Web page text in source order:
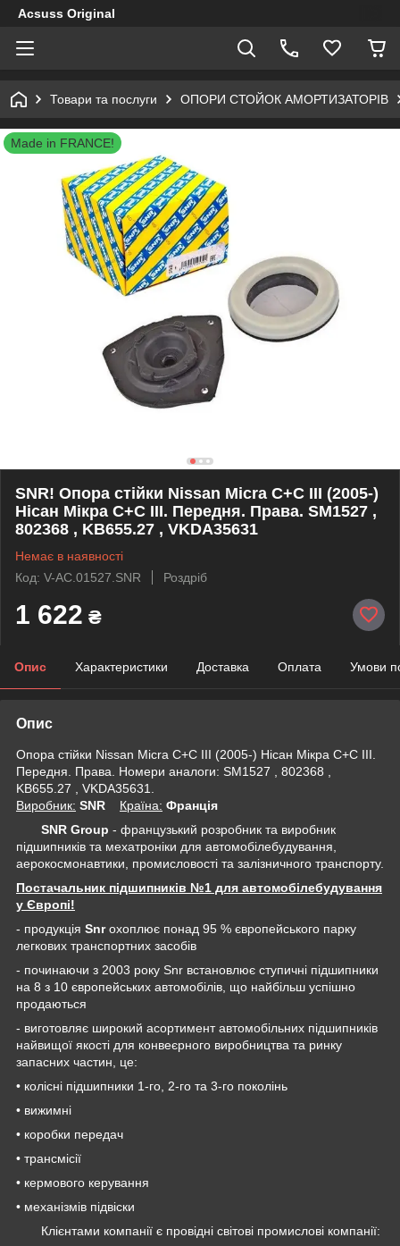
Acsuss Original
Товари та послуги ОПОРИ СТОЙОК АМОРТИЗАТОРІВ
Made in FRANCE!
SNR! Опора стійки Nissan Micra C+C III (2005-)
Нісан Мікра С+С III. Передня. Права. SM1527 ,
802368 , KB655.27 , VKDA35631
Немає в наявності
Код: V-AC.01527.SNR
Роздріб
1 622 ₴
Опис Характеристики Доставка Оплата Умови
Опис
Опора стійки Nissan Micra C+C III (2005-) Нісан Мікра С+С III.
Передня. Права. Номери аналоги: SM1527 , 802368 ,
KB655.27 , VKDA35631.
Виробник: SNR Крaїна: Франція
SNR Group - французький розробник та виробник
підшипників та мехатроніки для автомобілебудування,
аерокосмонавтики, промисловості та залізничного транспорту.
Постачальник підшипників №1 для автомобілебудування
у Європі!
- продукція Snrохоплює понад 95 % європейського парку
легкових транспортних засобів
- починаючи з 2003 року Snr встановлює ступичні підшипники
на 8 з 10 європейських автомобілів, що найбільш успішно
продаються
- виготовляє широкий асортимент автомобільних підшипників
найвищої якості для конвеєрного виробництва та ринку
запасних частин, це:
• колісні підшипники 1-го, 2-го та 3-го поколінь
• вижимні
• коробки передач
• трансмісії
• кермового керування
• механізмів підвіски
Клієнтами компанії є провідні світові промислові компанії: